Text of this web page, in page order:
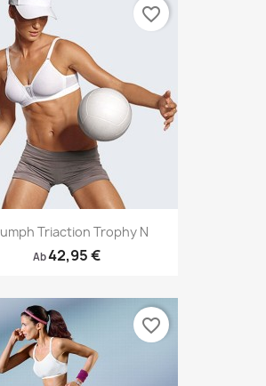
Triaction Trophy N
Ab42,95 €
favorite_border
favorite_border